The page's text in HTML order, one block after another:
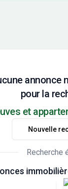
annonce
pour la
et
Nouvelle
Recherche